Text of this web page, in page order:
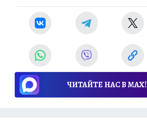
ЧИТАЙТЕ НАС В МАХ!